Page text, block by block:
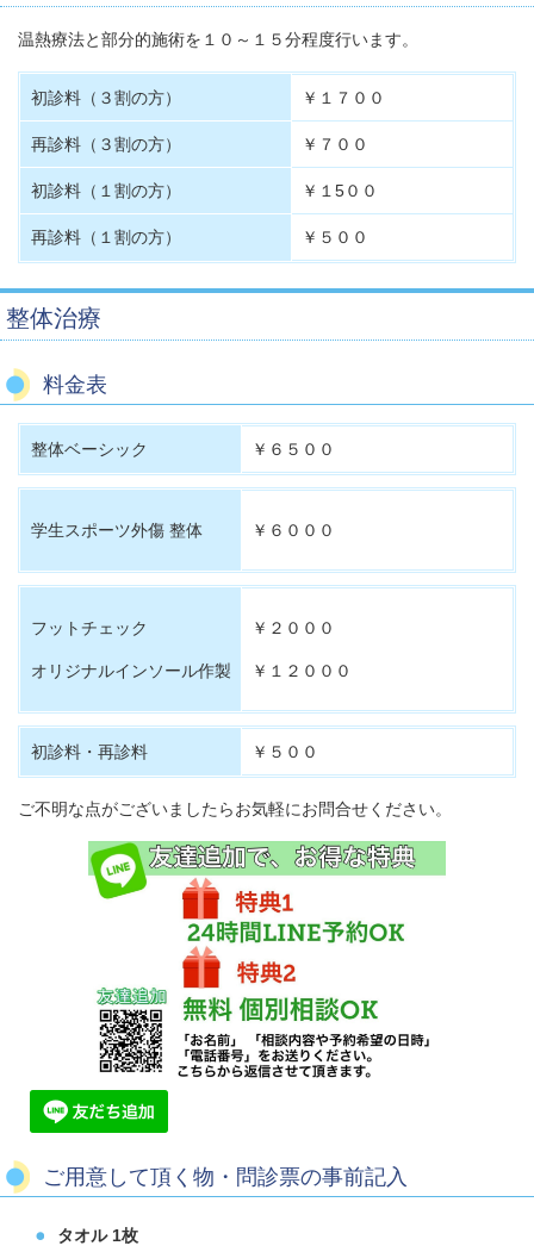
温熱療法と部分的施術を１０～１５分程度行います。
初診料（３割の方） ￥１７００
再診料（３割の方） ￥７００
初診料（１割の方） ￥１5００
再診料（１割の方） ￥５００
整体治療
料金表
整体ベーシック ￥６５００
学生スポーツ外傷 整体 ￥６０００
フットチェック
オリジナルインソール作製
￥２０００
￥１２０００
初診料・再診料 ￥５００
ご不明な点がございましたらお気軽にお問合せください。
ご用意して頂く物・問診票の事前記入
タオル 1枚